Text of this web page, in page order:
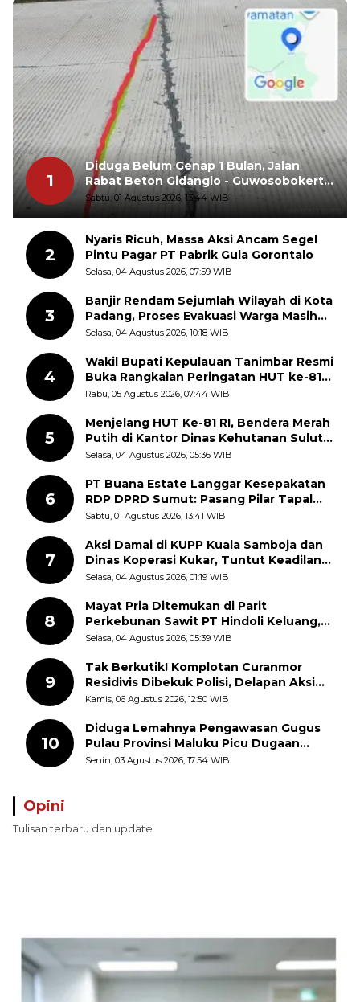
1
Diduga Belum Genap 1 Bulan, Jalan
Rabat Beton Gidanglo - Guwosobokerto
Sudah Pecah
Sabtu, 01 Agustus 2026, 13:44 WIB
2
Nyaris Ricuh, Massa Aksi Ancam Segel
Pintu Pagar PT Pabrik Gula Gorontalo
Selasa, 04 Agustus 2026, 07:59 WIB
3
Banjir Rendam Sejumlah Wilayah di Kota
Padang, Proses Evakuasi Warga Masih
Berlangsung
Selasa, 04 Agustus 2026, 10:18 WIB
4
Wakil Bupati Kepulauan Tanimbar Resmi
Buka Rangkaian Peringatan HUT ke-81
Kemerdekaan RI, ASN Diajak Perkuat
Rabu, 05 Agustus 2026, 07:44 WIB
5
Menjelang HUT Ke-81 RI, Bendera Merah
Putih di Kantor Dinas Kehutanan Sulut
Disorot Warga
Selasa, 04 Agustus 2026, 05:36 WIB
6
PT Buana Estate Langgar Kesepakatan
RDP DPRD Sumut: Pasang Pilar Tapal
Batas Sepihak Tanpa Libatkan
Sabtu, 01 Agustus 2026, 13:41 WIB
7
Aksi Damai di KUPP Kuala Samboja dan
Dinas Koperasi Kukar, Tuntut Keadilan
dan Kesempatan Kerja yang Adil
Selasa, 04 Agustus 2026, 01:19 WIB
8
Mayat Pria Ditemukan di Parit
Perkebunan Sawit PT Hindoli Keluang,
Polisi Selidiki Penyebab Kematian
Selasa, 04 Agustus 2026, 05:39 WIB
9
Tak Berkutik! Komplotan Curanmor
Residivis Dibekuk Polisi, Delapan Aksi
Curanmor Di Candipuro Terungkap
Kamis, 06 Agustus 2026, 12:50 WIB
10
Diduga Lemahnya Pengawasan Gugus
Pulau Provinsi Maluku Picu Dugaan
Pungli terhadap Nelayan Bale-Bale di
Senin, 03 Agustus 2026, 17:54 WIB
Opini
Tulisan terbaru dan update